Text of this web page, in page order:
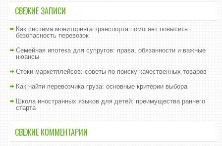
СВЕЖИЕ ЗАПИСИ
Как система мониторинга транспорта помогает повысить
безопасность перевозок
Семейная ипотека для супругов: права, обязанности и важные
нюансы
Стоки маркетплейсов: советы по поиску качественных товаров
Как найти перевозчика груза: основные критерии выбора
Школа иностранных языков для детей: преимущества раннего
старта
СВЕЖИЕ КОММЕНТАРИИ